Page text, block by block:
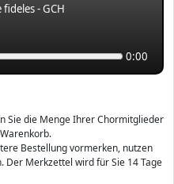
fideles - GCH
0:00
Sie die Menge Ihrer Chormitglieder
Bestellung vormerken, nutzen
Der Merkzettel wird für Sie 14 Tage